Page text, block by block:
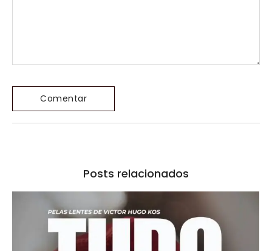
Posts relacionados